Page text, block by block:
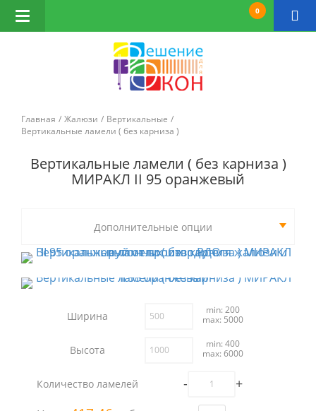
0
Открыть
навигацию
Главная Жалюзи
Вертикальные
Вертикальные ламели ( без карниза )
Вертикальные ламели ( без карниза )
МИРАКЛ II 95 оранжевый
Дополнительные опции
Ширина
min: 200
max: 5000
Высота
min: 400
max: 6000
Количество ламелей - +